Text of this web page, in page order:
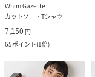
Whim Gazette
カットソー・Tシャツ
7,150 円
65ポイント(1倍)